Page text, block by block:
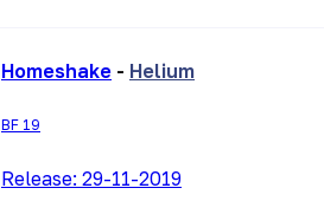
Homeshake - Helium
BF 19
Release: 29-11-2019